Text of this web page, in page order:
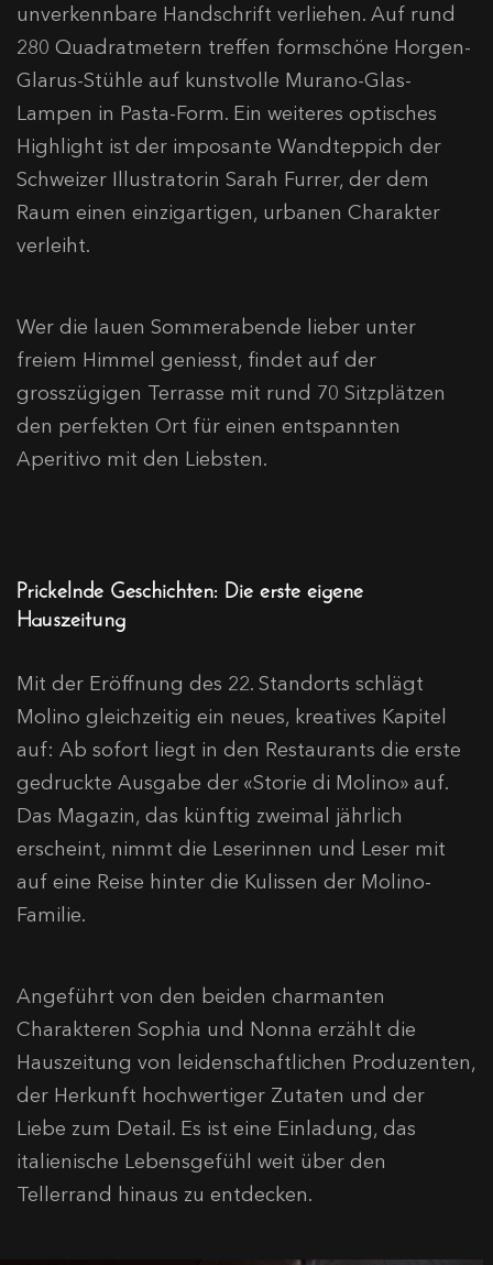
unverkennbare Handschrift verliehen. Auf rund
280 Quadratmetern treffen formschöne Horgen-
Glarus-Stühle auf kunstvolle Murano-Glas-
Lampen in Pasta-Form. Ein weiteres optisches
Highlight ist der imposante Wandteppich der
Schweizer Illustratorin Sarah Furrer, der dem
Raum einen einzigartigen, urbanen Charakter
verleiht.
Wer die lauen Sommerabende lieber unter
freiem Himmel geniesst, findet auf der
grosszügigen Terrasse mit rund 70 Sitzplätzen
den perfekten Ort für einen entspannten
Aperitivo mit den Liebsten.
Prickelnde Geschichten: Die erste eigene
Hauszeitung
Mit der Eröffnung des 22. Standorts schlägt
Molino gleichzeitig ein neues, kreatives Kapitel
auf: Ab sofort liegt in den Restaurants die erste
gedruckte Ausgabe der «Storie di Molino» auf.
Das Magazin, das künftig zweimal jährlich
erscheint, nimmt die Leserinnen und Leser mit
auf eine Reise hinter die Kulissen der Molino-
Familie.
Angeführt von den beiden charmanten
Charakteren Sophia und Nonna erzählt die
Hauszeitung von leidenschaftlichen Produzenten,
der Herkunft hochwertiger Zutaten und der
Liebe zum Detail. Es ist eine Einladung, das
italienische Lebensgefühl weit über den
Tellerrand hinaus zu entdecken.